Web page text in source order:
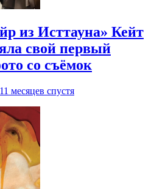
из Исттауна» Кейт
свой первый
со съёмок
11 месяцев спустя